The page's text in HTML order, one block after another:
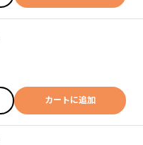
カートに追加